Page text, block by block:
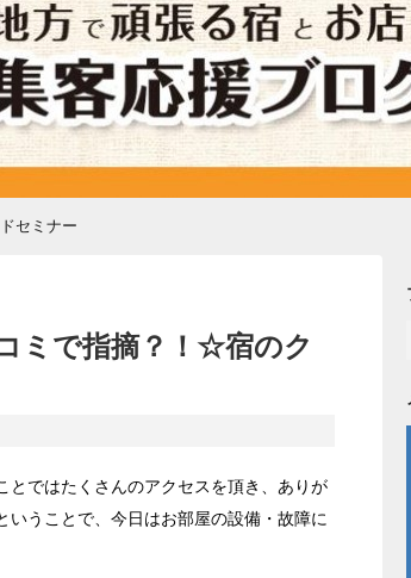
セミナー
ミで指摘？！☆宿のク
とではたくさんのアクセスを頂き、ありが
いうことで、今日はお部屋の設備・故障に